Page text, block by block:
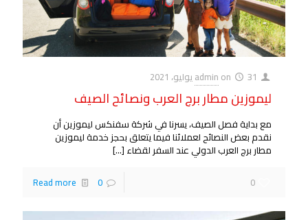
admin on 31 يوليو، 2021
ليموزين مطار برج العرب ونصائح الصيف
مع بداية فصل الصيف، يسرنا في شركة سفنكس ليموزين أن
نقدم بعض النصائح لعملائنا فيما يتعلق بحجز خدمة ليموزين
مطار برج العرب الدولي عند السفر لقضاء […]
0
0
Read more